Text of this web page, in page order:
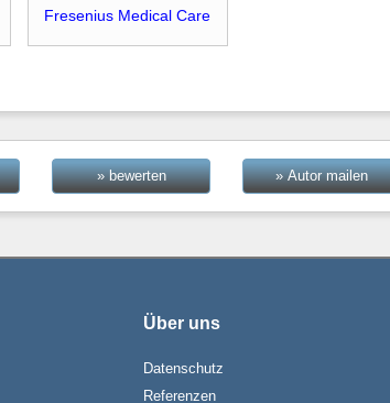
Fresenius Medical Care
» bewerten » Autor mailen
Über uns
Datenschutz
Referenzen